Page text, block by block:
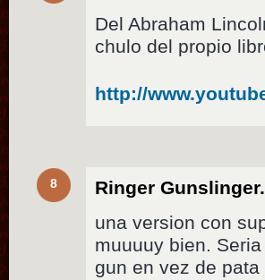
Del Abraham
chulo del propio
http://
8 Ringer Gunslinger.
una version con
muuuuy bien.
gun en vez de